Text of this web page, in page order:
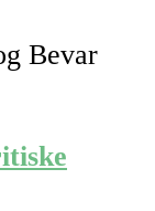
Bevar